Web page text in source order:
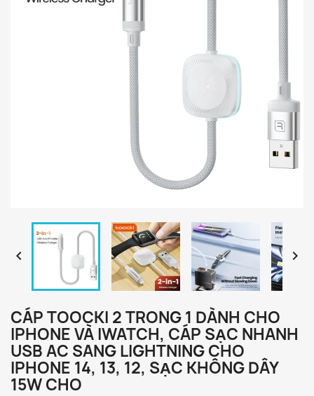
 
CÁP TOOCKI 2 TRONG 1 DÀNH CHO
IPHONE VÀ IWATCH, CÁP SẠC NHANH
USB AC SANG LIGHTNING CHO
IPHONE 14, 13, 12, SẠC KHÔNG DÂY
15W CHO